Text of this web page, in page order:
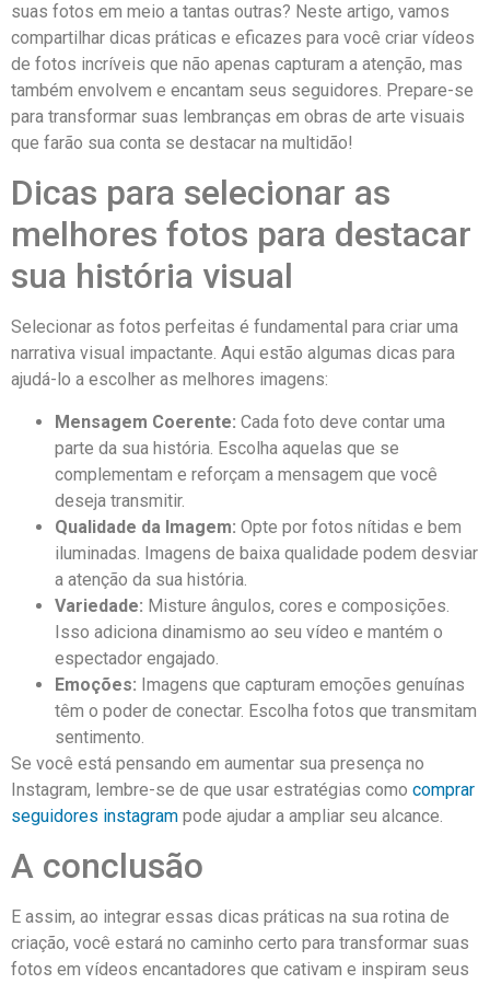
suas fotos em meio a ⁣tantas outras?⁤ Neste⁣ artigo, vamos
compartilhar dicas práticas e eficazes⁣ para você ‌criar vídeos ​
de fotos incríveis que não apenas capturam a atenção, mas
também envolvem e encantam seus seguidores. Prepare-se
para ⁤transformar suas lembranças em ‌obras de arte‍ visuais
que farão ‍sua conta se destacar⁢ na multidão!
Dicas para selecionar as
melhores fotos para ⁤destacar
‌sua⁤ história visual
Selecionar‍ as​ fotos perfeitas é fundamental para criar uma‌
narrativa visual impactante. Aqui‍ estão algumas dicas para
ajudá-lo⁤ a escolher as melhores imagens:
Mensagem Coerente: ‌Cada foto deve‌ contar uma‍
parte⁤ da sua história. ⁣Escolha aquelas que se
‍complementam e reforçam⁣ a mensagem ‌que ⁤você
deseja transmitir.
Qualidade da Imagem: Opte por fotos ​nítidas e bem
iluminadas.‍ Imagens de baixa qualidade podem desviar
a atenção ‍da sua história.
Variedade: Misture ângulos,⁢ cores ‍e composições.
Isso adiciona ⁣dinamismo ao seu vídeo e‍ mantém​ o⁢
espectador engajado.
Emoções: Imagens que capturam emoções genuínas
⁤têm o poder de conectar. Escolha fotos‌ que transmitam
sentimento.
Se você está pensando⁣ em aumentar sua presença‌ no
Instagram, ‌lembre-se de que usar estratégias como comprar
seguidores instagram pode ajudar a ampliar seu alcance.
A conclusão
E assim, ⁢ao integrar essas dicas ‌práticas na ‍sua⁢ rotina ⁣de⁤
criação, você estará no caminho certo ‌para transformar suas
fotos em vídeos encantadores que ‍cativam e​ inspiram ⁣seus